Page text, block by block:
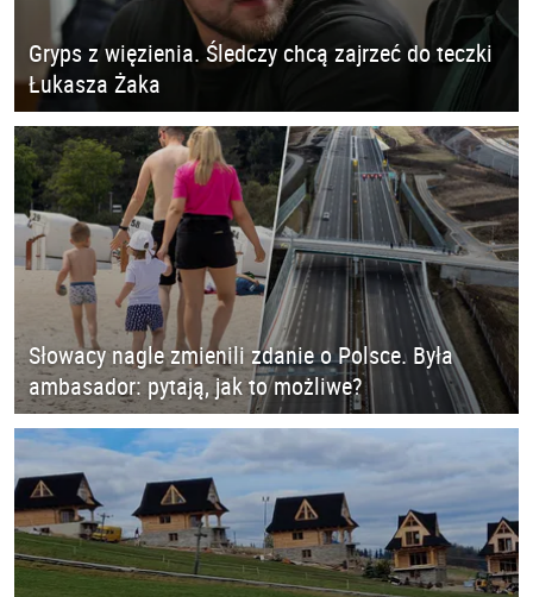
Gryps z więzienia. Śledczy chcą zajrzeć do teczki
Łukasza Żaka
Słowacy nagle zmienili zdanie o Polsce. Była
ambasador: pytają, jak to możliwe?